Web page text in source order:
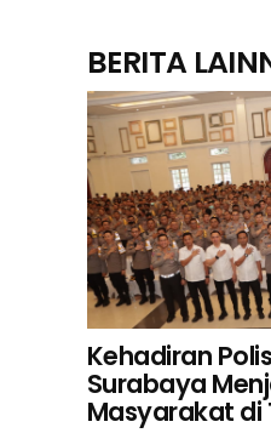
BERITA
Kehadiran
Surabaya
Masyarakat di